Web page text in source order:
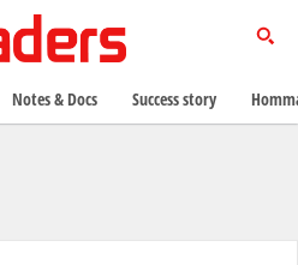
Notes & Docs Success story